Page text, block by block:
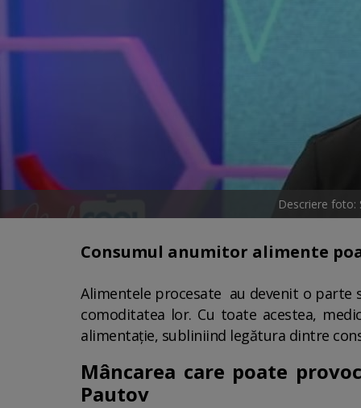
Descriere foto:
Consumul anumitor alimente
Alimentele procesate au devenit o parte
comoditatea lor. Cu toate acestea,
alimentație, subliniind legătura dintre
Mâncarea care poate
Pautov